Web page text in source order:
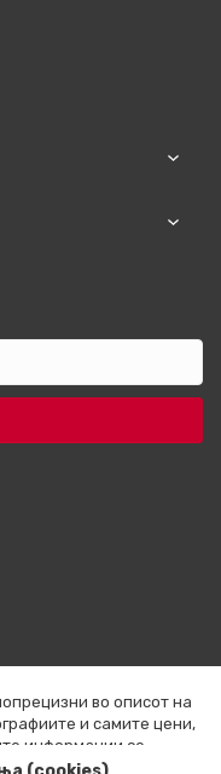
во описот на
и самите цени,
информации се
на сајтот се